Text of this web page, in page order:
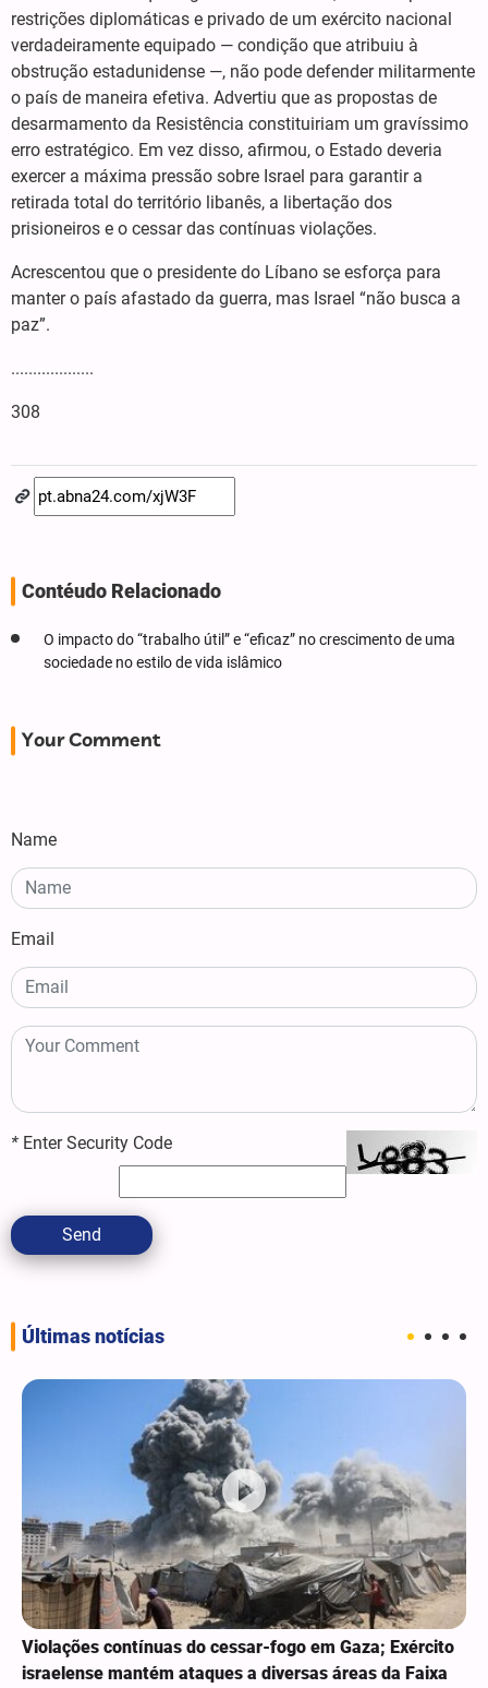
restrições diplomáticas e privado de um exército nacional
verdadeiramente equipado — condição que atribuiu à
obstrução estadunidense —, não pode defender militarmente
o país de maneira efetiva. Advertiu que as propostas de
desarmamento da Resistência constituiriam um gravíssimo
erro estratégico. Em vez disso, afirmou, o Estado deveria
exercer a máxima pressão sobre Israel para garantir a
retirada total do território libanês, a libertação dos
prisioneiros e o cessar das contínuas violações.
Acrescentou que o presidente do Líbano se esforça para
manter o país afastado da guerra, mas Israel “não busca a
paz”.
...................
308
Contéudo Relacionado
O impacto do “trabalho útil” e “eficaz” no crescimento de uma
sociedade no estilo de vida islâmico
Your Comment
Name
Email
* Enter Security Code
Send
Últimas notícias
Violações contínuas do cessar-fogo em Gaza; Exército
israelense mantém ataques a diversas áreas da Faixa